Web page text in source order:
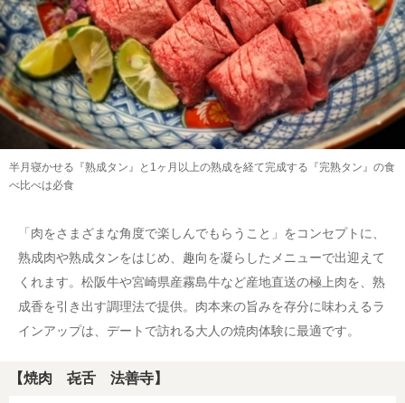
半月寝かせる『熟成タン』と1ヶ月以上の熟成を経て完成する『完熟タン』の食
べ比べは必食
「肉をさまざまな角度で楽しんでもらうこと」をコンセプトに、
熟成肉や熟成タンをはじめ、趣向を凝らしたメニューで出迎えて
くれます。松阪牛や宮崎県産霧島牛など産地直送の極上肉を、熟
成香を引き出す調理法で提供。肉本来の旨みを存分に味わえるラ
インアップは、デートで訪れる大人の焼肉体験に最適です。
【焼肉 㐂舌 法善寺】